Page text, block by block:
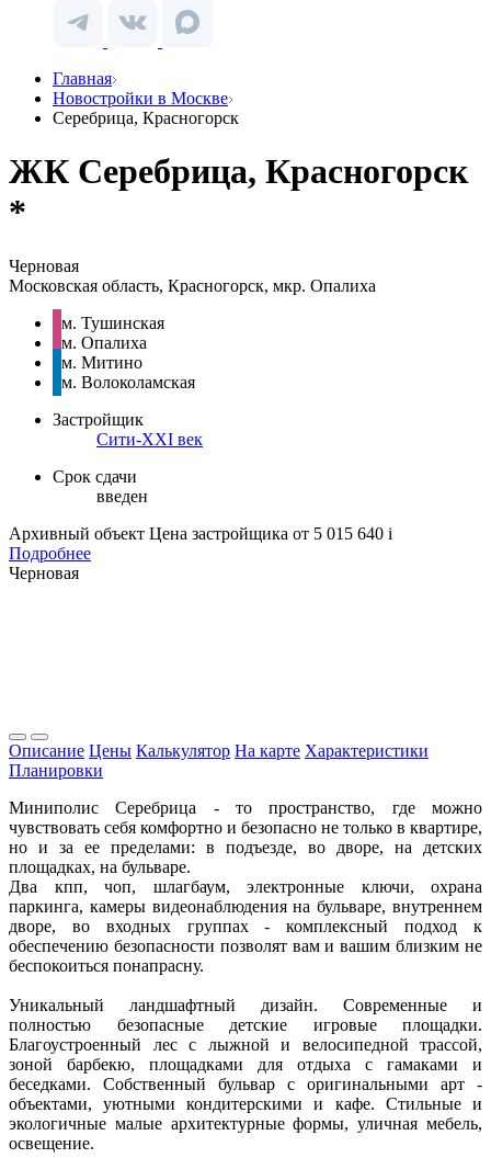
Главная
Новостройки в Москве
Серебрица, Красногорск
ЖК Серебрица, Красногорск
*
Черновая
Московская область, Красногорск, мкр. Опалиха
м. Тушинская
м. Опалиха
м. Митино
м. Волоколамская
Застройщик
Сити-XXI век
Срок сдачи
введен
Архивный объект Цена застройщика от 5 015 640 i
Подробнее
Черновая
Описание Цены Калькулятор На карте Характеристики
Планировки
Миниполис Серебрица - то пространство, где можно
чувствовать себя комфортно и безопасно не только в квартире,
но и за ее пределами: в подъезде, во дворе, на детских
площадках, на бульваре.
Два кпп, чоп, шлагбаум, электронные ключи, охрана
паркинга, камеры видеонаблюдения на бульваре, внутреннем
дворе, во входных группах - комплексный подход к
обеспечению безопасности позволят вам и вашим близким не
беспокоиться понапрасну.
Уникальный ландшафтный дизайн. Современные и
полностью безопасные детские игровые площадки.
Благоустроенный лес с лыжной и велосипедной трассой,
зоной барбекю, площадками для отдыха с гамаками и
беседками. Собственный бульвар с оригинальными арт -
объектами, уютными кондитерскими и кафе. Стильные и
экологичные малые архитектурные формы, уличная мебель,
освещение.